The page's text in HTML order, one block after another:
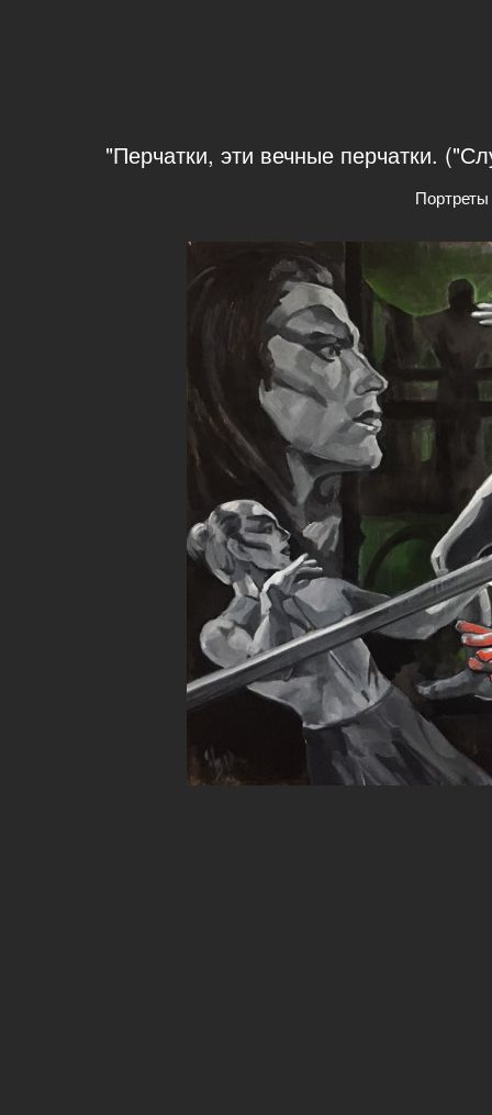
"Перчатки, эти вечные перчатки.
Портреты